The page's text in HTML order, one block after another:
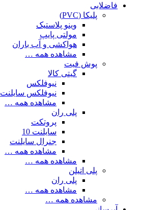
فاضلابی
پلیکا (PVC)
وینو پلاستیک
مولتی پایپ
هواکشی و آب باران
مشاهده همه …
پوش فیت
گیتی کالا
نیوفلکس
نیوفلکس سایلنت
مشاهده همه …
پلی ران
پروتکت
سایلنت 10
جنرال سایلنت
مشاهده همه …
مشاهده همه …
پلی اتیلن
پلی ران
مشاهده همه …
مشاهده همه …